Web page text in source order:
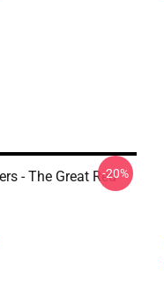
- The Great Red-20%